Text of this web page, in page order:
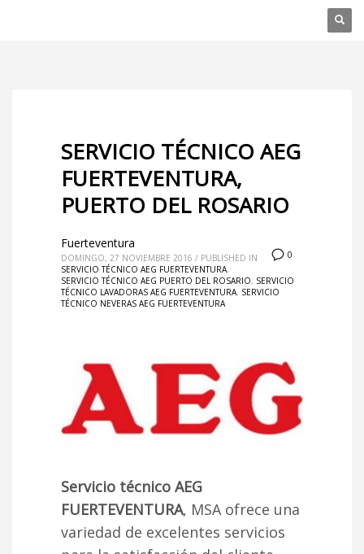
SERVICIO TÉCNICO AEG
FUERTEVENTURA,
PUERTO DEL ROSARIO
0
Fuerteventura
DOMINGO, 27 NOVIEMBRE 2016 / PUBLISHED IN
SERVICIO TÉCNICO AEG FUERTEVENTURA,
SERVICIO TÉCNICO AEG PUERTO DEL ROSARIO, SERVICIO
TÉCNICO LAVADORAS AEG FUERTEVENTURA, SERVICIO
TÉCNICO NEVERAS AEG FUERTEVENTURA
Servicio técnico AEG
FUERTEVENTURA, MSA ofrece una
variedad de excelentes servicios